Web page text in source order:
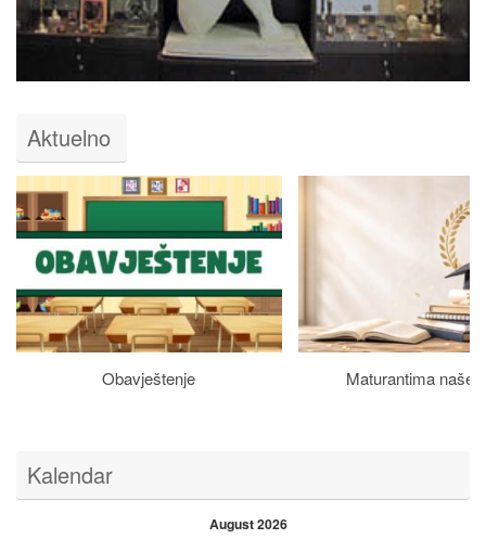
Aktuelno
Obavještenje Maturantima naše
Kalendar
August 2026